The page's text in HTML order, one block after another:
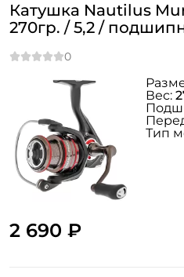
Катушка Nautilus
270гр. / 5,2 /
2 690 ₽
Вес:
Тип